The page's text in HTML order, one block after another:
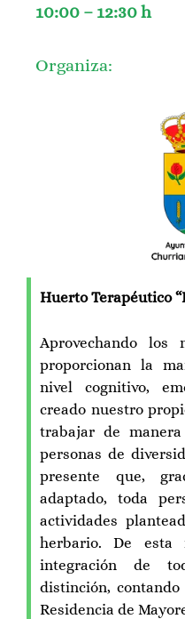
10:00 – 12:30 h
Organiza:
Huerto Terapéutico
Aprovechando los
proporcionan la
nivel cognitivo,
creado nuestro
trabajar de
personas de
presente que,
adaptado, toda
actividades
herbario. De esta
integración de
distinción,
Residencia de